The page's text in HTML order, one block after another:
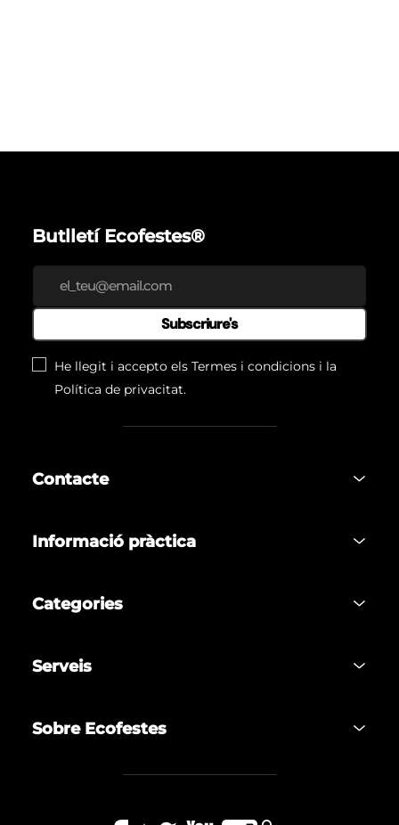
Butlletí Ecofestes®
Subscriure's
He llegit i accepto els Termes i condicions i la
Política de privacitat.
Contacte
Informació pràctica
Categories
Serveis
Sobre Ecofestes